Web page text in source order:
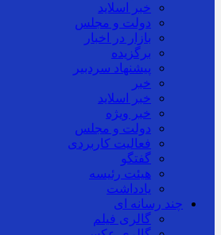
خبر اسلايد
دولت و مجلس
بازار در اخبار
برگزیده
پیشنهاد سردبیر
خبر
خبر اسلايد
خبر ویژه
دولت و مجلس
فعالیت کاربردی
گفتگو
هیئت رئیسه
یادداشت
چند رسانه ای
گالری فیلم